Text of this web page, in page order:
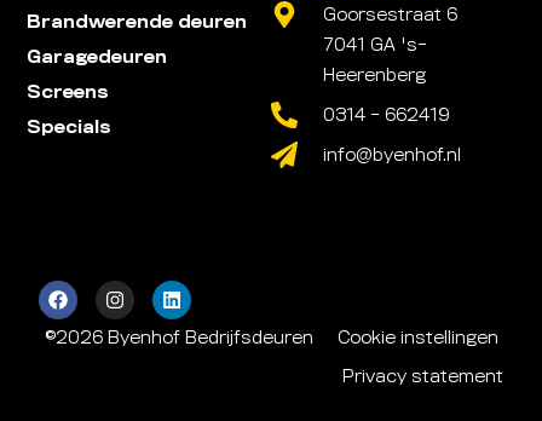
Goorsestraat 6
7041 GA 's-
Heerenberg
0314 - 662419
info@byenhof.nl
Brandwerende deuren
Garagedeuren
Screens
Specials
©2026 Byenhof Bedrijfsdeuren Cookie instellingen
Privacy statement